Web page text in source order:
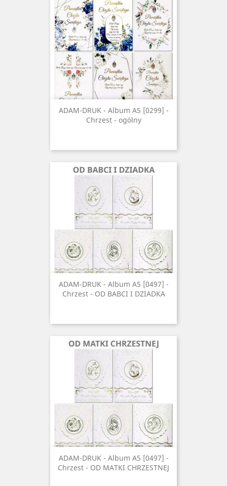
ADAM-DRUK - Album A5 [0299] -
Chrzest - ogólny
ADAM-DRUK - Album A5 [0497] -
Chrzest - OD BABCI I DZIADKA
ADAM-DRUK - Album A5 [0497] -
Chrzest - OD MATKI CHRZESTNEJ